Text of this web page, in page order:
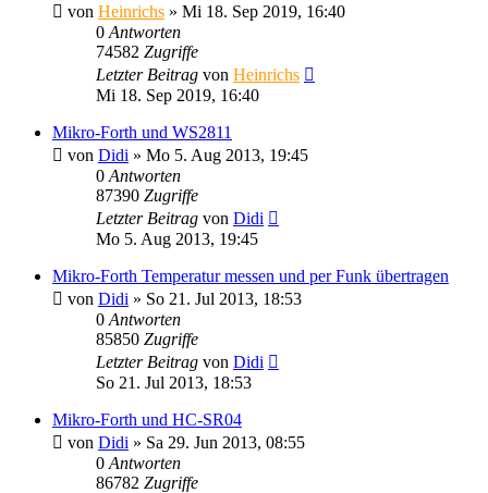
von Heinrichs » Mi 18. Sep 2019, 16:40
0 Antworten
74582 Zugriffe
Letzter Beitrag von Heinrichs
Mi 18. Sep 2019, 16:40
Mikro-Forth und WS2811
von Didi » Mo 5. Aug 2013, 19:45
0 Antworten
87390 Zugriffe
Letzter Beitrag von Didi
Mo 5. Aug 2013, 19:45
Mikro-Forth Temperatur messen und per Funk übertragen
von Didi » So 21. Jul 2013, 18:53
0 Antworten
85850 Zugriffe
Letzter Beitrag von Didi
So 21. Jul 2013, 18:53
Mikro-Forth und HC-SR04
von Didi » Sa 29. Jun 2013, 08:55
0 Antworten
86782 Zugriffe